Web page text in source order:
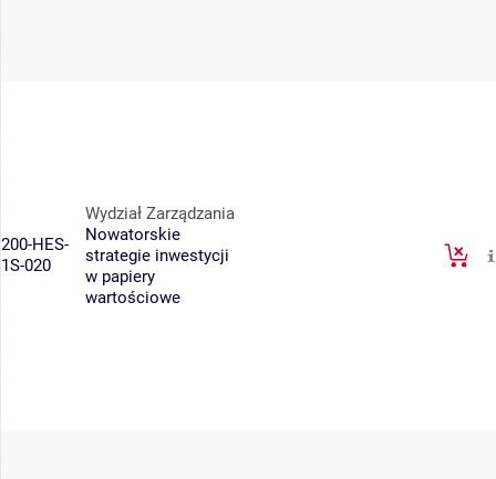
200-HES-
1S-020
Wydział Zarządzania
Nowatorskie
strategie inwestycji
w papiery
wartościowe